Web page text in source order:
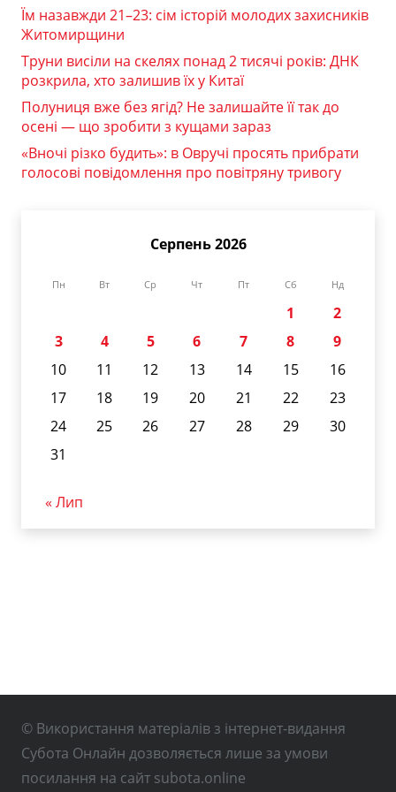
Їм назавжди 21–23: сім історій молодих захисників
Житомирщини
Труни висіли на скелях понад 2 тисячі років: ДНК
розкрила, хто залишив їх у Китаї
Полуниця вже без ягід? Не залишайте її так до
осені — що зробити з кущами зараз
«Вночі різко будить»: в Овручі просять прибрати
голосові повідомлення про повітряну тривогу
Серпень 2026
Пн Вт Ср Чт Пт Сб Нд
1
2
3
4 5 6 7 8
9
10
11 12 13 14 15
16
17
18 19 20 21 22
23
24
25 26 27 28 29
30
31
« Лип
© Використання матеріалів з інтернет-видання
Субота Онлайн дозволяється лише за умови
посилання на сайт subota.online